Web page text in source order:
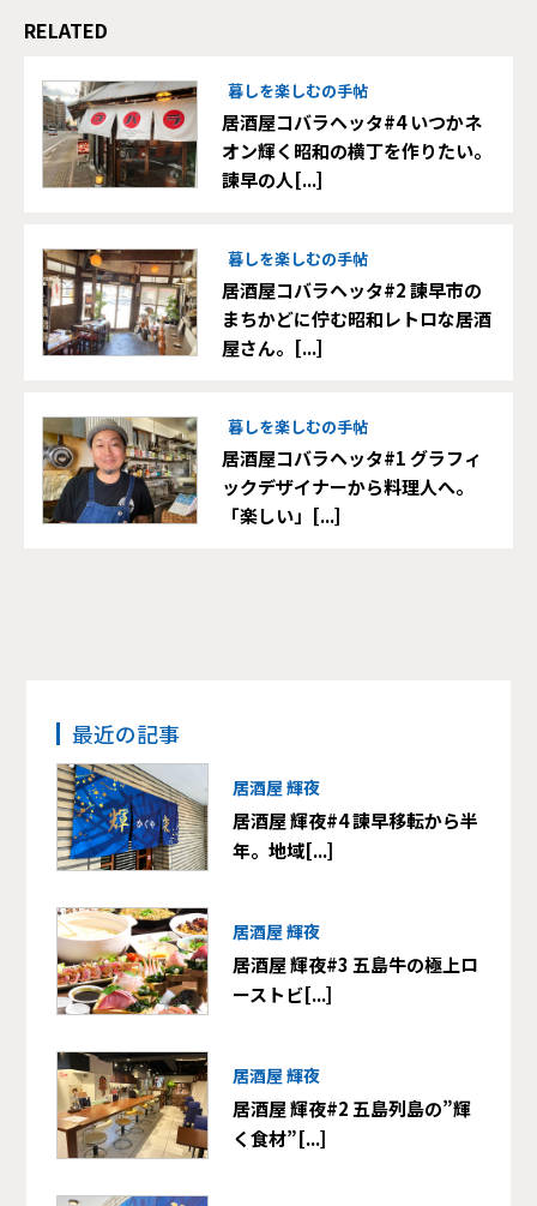
RELATED
暮しを楽しむの手帖
居酒屋コバラヘッタ#4 いつかネ
オン輝く昭和の横丁を作りたい。
諫早の人[...]
暮しを楽しむの手帖
居酒屋コバラヘッタ#2 諫早市の
まちかどに佇む昭和レトロな居酒
屋さん。[...]
暮しを楽しむの手帖
居酒屋コバラヘッタ#1 グラフィ
ックデザイナーから料理人へ。
「楽しい」[...]
最近の記事
居酒屋 輝夜
居酒屋 輝夜#4 諫早移転から半
年。地域[...]
居酒屋 輝夜
居酒屋 輝夜#3 五島牛の極上ロ
ーストビ[...]
居酒屋 輝夜
居酒屋 輝夜#2 五島列島の”輝
く食材”[...]